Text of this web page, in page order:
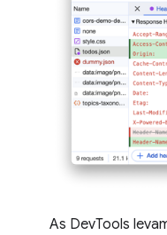
As DevTools